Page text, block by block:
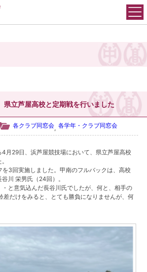
運営組織
アクセス
イベント情報
同窓生紹介
県立芦屋高校と定期戦を行いました
各クラブ同窓会, 各学年・クラブ同窓会
月29日、浜芦屋競技場において、県立芦屋高校
3回実施しました。甲南のフルバックは、高校
川 栄男氏（24回）。
と意気込んだ長谷川氏でしたが、何と、相手の
差だけをみると、とても勝負になりませんが、何